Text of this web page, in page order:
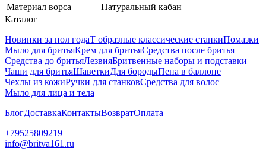
Материал ворса
Натуральный кабан
Каталог
Новинки за пол годаТ образные классические станкиПомазки
Мыло для бритьяКрем для бритьяСредства после бритья
Средства до бритьяЛезвияБритвенные наборы и подставки
Чаши для бритьяШаветкиДля бородыПена в баллоне
Чехлы из кожиРучки для станковСредства для волос
Мыло для лица и тела
БлогДоставкаКонтактыВозвратОплата
+79525809219
info@britva161.ru